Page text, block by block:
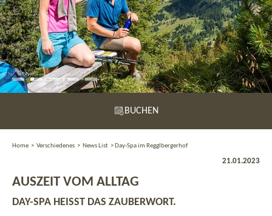
BUCHEN
Home > Verschiedenes > News List > Day-Spa im Regglbergerhof
21.01.2023
AUSZEIT VOM ALLTAG
DAY-SPA HEISST DAS ZAUBERWORT.